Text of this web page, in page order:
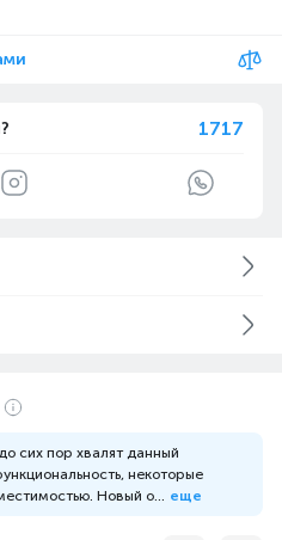
1717
сих пор хвалят данный
некоторые
Новый о... еще